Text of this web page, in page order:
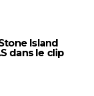
Island
dans le clip